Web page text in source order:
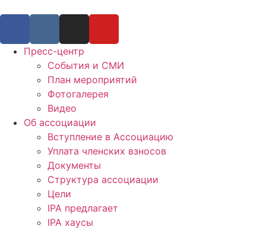
Пресс-центр
События и СМИ
План мероприятий
Фотогалерея
Видео
Об ассоциации
Вступление в Ассоциацию
Уплата членских взносов
Документы
Структура ассоциации
Цели
IPA предлагает
IPA хаусы